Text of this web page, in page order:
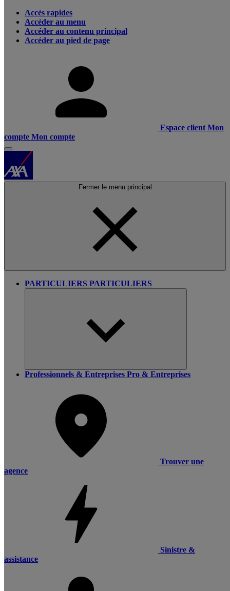
Accès rapides
Accéder au menu
Accéder au contenu principal
Accéder au pied de page
Espace client Mon
compte Mon compte
Fermer le menu principal
PARTICULIERS PARTICULIERS
Professionnels & Entreprises Pro & Entreprises
Trouver une
agence
Sinistre &
assistance